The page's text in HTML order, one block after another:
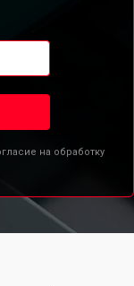
на обработку